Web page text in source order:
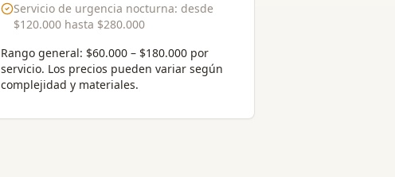
Servicio de urgencia nocturna: desde
$120.000hasta $280.000
Rango general: $60.000 – $180.000 por
servicio. Los precios pueden variar según
complejidad y materiales.